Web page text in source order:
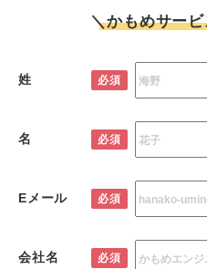
＼かもめサー
姓 必須
名 必須
Eメール 必須
会社名 必須